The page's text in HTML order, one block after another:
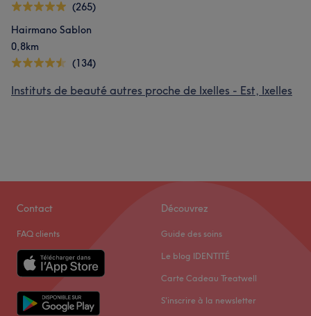
(265)
Hairmano Sablon
0,8km
(134)
Instituts de beauté autres proche de Ixelles - Est, Ixelles
Contact
FAQ clients
Découvrez
Guide des soins
Le blog IDENTITÉ
Carte Cadeau Treatwell
S'inscrire à la newsletter